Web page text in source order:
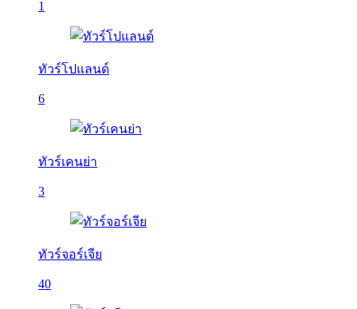
1
ทัวร์โปแลนด์
6
ทัวร์เคนย่า
3
ทัวร์จอร์เจีย
40